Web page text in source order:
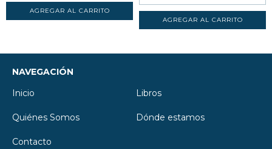
NAVEGACIÓN
Inicio
Libros
Quiénes Somos Dónde estamos
Contacto